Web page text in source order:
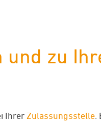
und zu
Ihrer Zulassungsstelle